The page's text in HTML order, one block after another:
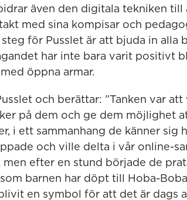
även den digitala tekniken till
med sina kompisar och
för Pusslet är att bjuda in alla
har inte bara varit positivt
öppna armar.
och berättar: ”Tanken var att
på dem och ge dem möjlighet
i ett sammanhang de känner sig
och ville delta i vår online-
efter en stund började de
barnen har döpt till Hoba-
en symbol för att det är dags